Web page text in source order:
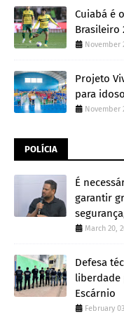
Cuiabá é
Brasileiro
November
Projeto
para
November
POLÍCIA
É
garantir
March 20,
Defesa
liberdade
Escárnio
February